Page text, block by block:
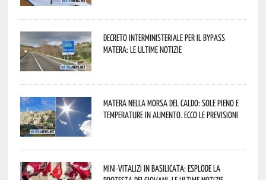
Decreto interministeriale per il Bypass
Matera: le ultime notizie
Matera nella morsa del caldo: sole pieno e
temperature in aumento. Ecco le previsioni
Mini-vitalizi in Basilicata: esplode la